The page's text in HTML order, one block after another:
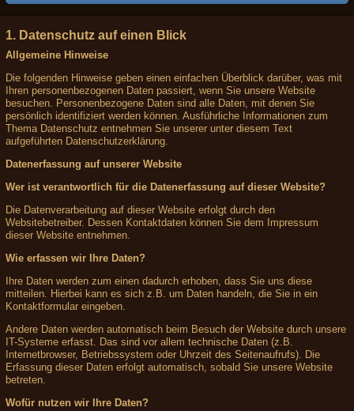
1. Datenschutz auf einen Blick
Allgemeine Hinweise
Die folgenden Hinweise geben einen einfachen Überblick darüber, was mit
Ihren personenbezogenen Daten passiert, wenn Sie unsere Website
besuchen. Personenbezogene Daten sind alle Daten, mit denen Sie
persönlich identifiziert werden können. Ausführliche Informationen zum
Thema Datenschutz entnehmen Sie unserer unter diesem Text
aufgeführten Datenschutzerklärung.
Datenerfassung auf unserer Website
Wer ist verantwortlich für die Datenerfassung auf dieser Website?
Die Datenverarbeitung auf dieser Website erfolgt durch den
Websitebetreiber. Dessen Kontaktdaten können Sie dem Impressum
dieser Website entnehmen.
Wie erfassen wir Ihre Daten?
Ihre Daten werden zum einen dadurch erhoben, dass Sie uns diese
mitteilen. Hierbei kann es sich z.B. um Daten handeln, die Sie in ein
Kontaktformular eingeben.
Andere Daten werden automatisch beim Besuch der Website durch unsere
IT-Systeme erfasst. Das sind vor allem technische Daten (z.B.
Internetbrowser, Betriebssystem oder Uhrzeit des Seitenaufrufs). Die
Erfassung dieser Daten erfolgt automatisch, sobald Sie unsere Website
betreten.
Wofür nutzen wir Ihre Daten?